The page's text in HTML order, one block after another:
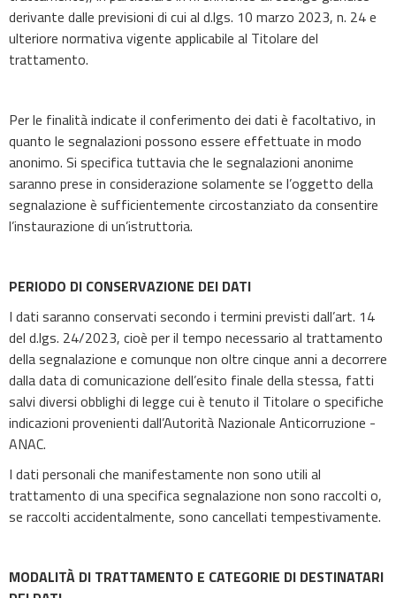
derivante dalle previsioni di cui al d.lgs. 10 marzo 2023, n. 24 e
ulteriore normativa vigente applicabile al Titolare del
trattamento.
Per le finalità indicate il conferimento dei dati è facoltativo, in
quanto le segnalazioni possono essere effettuate in modo
anonimo. Si specifica tuttavia che le segnalazioni anonime
saranno prese in considerazione solamente se l’oggetto della
segnalazione è sufficientemente circostanziato da consentire
l’instaurazione di un’istruttoria.
PERIODO DI CONSERVAZIONE DEI DATI
I dati saranno conservati secondo i termini previsti dall’art. 14
del d.lgs. 24/2023, cioè per il tempo necessario al trattamento
della segnalazione e comunque non oltre cinque anni a decorrere
dalla data di comunicazione dell’esito finale della stessa, fatti
salvi diversi obblighi di legge cui è tenuto il Titolare o specifiche
indicazioni provenienti dall’Autorità Nazionale Anticorruzione -
ANAC.
I dati personali che manifestamente non sono utili al
trattamento di una specifica segnalazione non sono raccolti o,
se raccolti accidentalmente, sono cancellati tempestivamente.
MODALITÀ DI TRATTAMENTO E CATEGORIE DI DESTINATARI